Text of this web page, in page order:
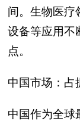
间。生物医疗
设备等应用不
点。
中国市场：占
中国作为全球